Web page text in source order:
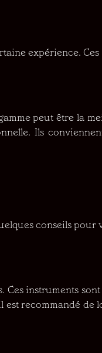
expérience.
peut être la
Ils
conseils pour
Ces instruments
est recommandé de